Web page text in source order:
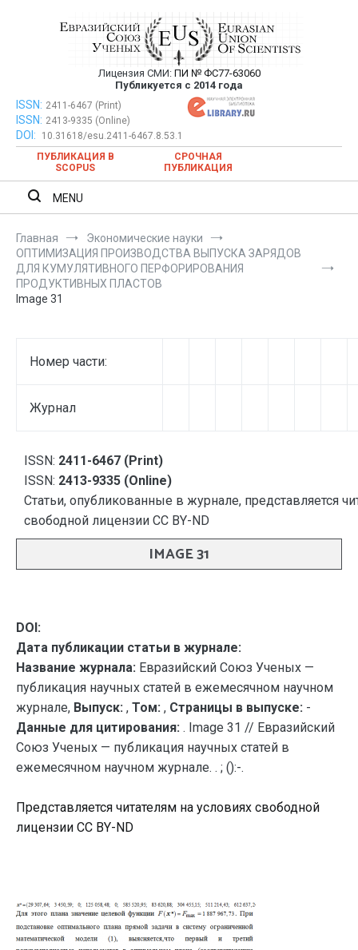
Евразийский Союз Ученых —
публикация научных статей в
ежемесячном научном журнале
Лицензия СМИ: ПИ № ФС77-63060
Публикуется с 2014 года
Евразийский Союз Ученых — публикация научных статей в
ежемесячном научном журнале
ISSN: 2411-6467 (Print)
ISSN: 2413-9335 (Online)
DOI:
10.31618/esu.2411-6467.8.53.1
ПУБЛИКАЦИЯ В
SCOPUS
СРОЧНАЯ
ПУБЛИКАЦИЯ
MENU
Главная
Экономические науки
ОПТИМИЗАЦИЯ ПРОИЗВОДСТВА ВЫПУСКА ЗАРЯДОВ
ДЛЯ КУМУЛЯТИВНОГО ПЕРФОРИРОВАНИЯ
ПРОДУКТИВНЫХ ПЛАСТОВ
Image 31
Номер части:
Журнал
ISSN: 2411-6467 (Print)
ISSN: 2413-9335 (Online)
Статьи, опубликованные в журнале, представляется
свободной лицензии CC BY-ND
IMAGE 31
DOI:
Дата публикации статьи в журнале:
Название журнала: Евразийский Союз Ученых —
публикация научных статей в ежемесячном научном
журнале, Выпуск: , Том: , Страницы в выпуске: -
Данные для цитирования: . Image 31 // Евразийский
Союз Ученых — публикация научных статей в
ежемесячном научном журнале. . ; ():-.
Представляется читателям на условиях свободной
лицензии CC BY-ND